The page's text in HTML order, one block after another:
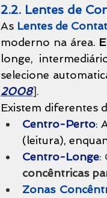
2.2. Lentes de
As Lentes de
moderno na área.
longe,
selecione
2008].
Existem diferentes
Centro-Perto:
(leitura),
Centro-Longe:
concêntricas
Zonas